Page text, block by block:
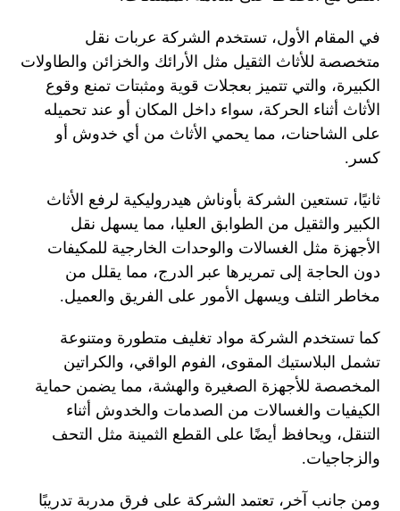
في المقام الأول، تستخدم الشركة عربات نقل
متخصصة للأثاث الثقيل مثل الأرائك والخزائن والطاولات
الكبيرة، والتي تتميز بعجلات قوية ومثبتات تمنع وقوع
الأثاث أثناء الحركة، سواء داخل المكان أو عند تحميله
على الشاحنات، مما يحمي الأثاث من أي خدوش أو
كسر.
ثانيًا، تستعين الشركة بأوناش هيدروليكية لرفع الأثاث
الكبير والثقيل من الطوابق العليا، مما يسهل نقل
الأجهزة مثل الغسالات والوحدات الخارجية للمكيفات
دون الحاجة إلى تمريرها عبر الدرج، مما يقلل من
مخاطر التلف ويسهل الأمور على الفريق والعميل.
كما تستخدم الشركة مواد تغليف متطورة ومتنوعة
تشمل البلاستيك المقوى، الفوم الواقي، والكراتين
المخصصة للأجهزة الصغيرة والهشة، مما يضمن حماية
الكيفيات والغسالات من الصدمات والخدوش أثناء
التنقل، ويحافظ أيضًا على القطع الثمينة مثل التحف
والزجاجيات.
ومن جانب آخر، تعتمد الشركة على فرق مدربة تدريبًا